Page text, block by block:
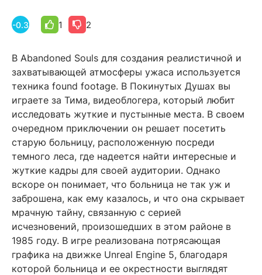
-0.3 1 2
В Abandoned Souls для создания реалистичной и
захватывающей атмосферы ужаса используется
техника found footage. В Покинутых Душах вы
играете за Тима, видеоблогера, который любит
исследовать жуткие и пустынные места. В своем
очередном приключении он решает посетить
старую больницу, расположенную посреди
темного леса, где надеется найти интересные и
жуткие кадры для своей аудитории. Однако
вскоре он понимает, что больница не так уж и
заброшена, как ему казалось, и что она скрывает
мрачную тайну, связанную с серией
исчезновений, произошедших в этом районе в
1985 году. В игре реализована потрясающая
графика на движке Unreal Engine 5, благодаря
которой больница и ее окрестности выглядят